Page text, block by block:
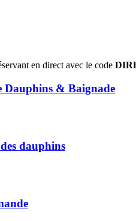
en direct avec le code
& Baignade
dauphins